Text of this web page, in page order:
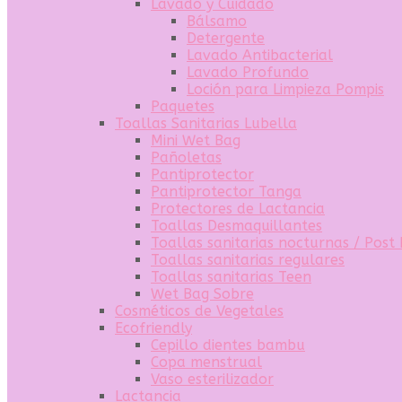
Lavado y Cuidado
Bálsamo
Detergente
Lavado Antibacterial
Lavado Profundo
Loción para Limpieza Pompis
Paquetes
Toallas Sanitarias Lubella
Mini Wet Bag
Pañoletas
Pantiprotector
Pantiprotector Tanga
Protectores de Lactancia
Toallas Desmaquillantes
Toallas sanitarias nocturnas / Post
Toallas sanitarias regulares
Toallas sanitarias Teen
Wet Bag Sobre
Cosméticos de Vegetales
Ecofriendly
Cepillo dientes bambu
Copa menstrual
Vaso esterilizador
Lactancia